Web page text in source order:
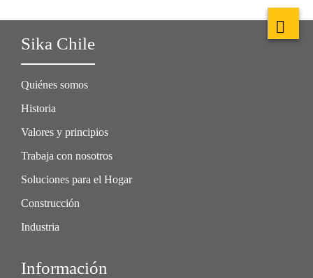
Sika Chile
Quiénes somos
Historia
Valores y principios
Trabaja con nosotros
Soluciones para el Hogar
Construcción
Industria
Información